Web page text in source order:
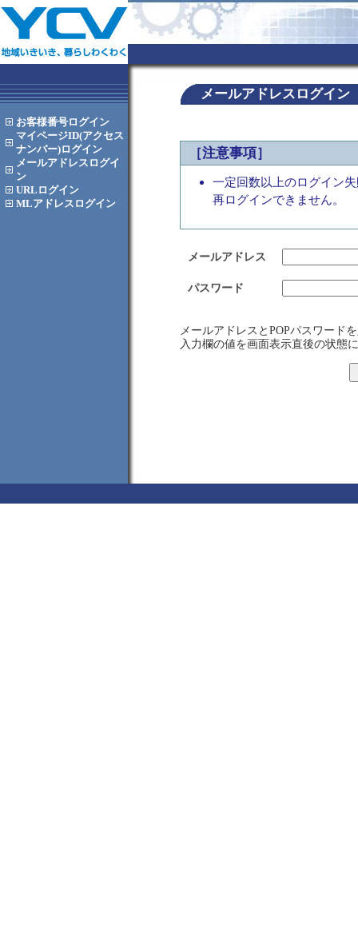
お客様番号ログイン
マイページID(アクセス
ナンバー)ログイン
メールアドレス ログイ
ン
URL ログイン
MLアドレス ログイン
メールアドレスログイン
［注意事項］
一定回数以上のログイン
再ログインできません。
メールアドレス
パスワード
メールアドレスとPOPパスワード
入力欄の値を画面表示直後の状態